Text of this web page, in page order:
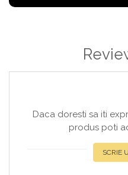
Daca doresti sa iti
produs poti
SCRIE